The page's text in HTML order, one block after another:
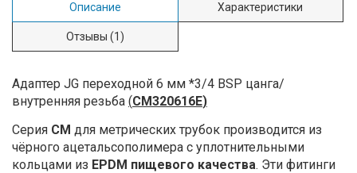
Описание Характеристики
Отзывы (1)
Адаптер JG переходной 6 мм *3/4 BSP цанга/
внутренняя резьба (CM320616E)
Серия СМ для метрических трубок производится из
чёрного ацеталь­сополимера с уплотнительными
кольцами из EPDM пищевого качества. Эти фитинги